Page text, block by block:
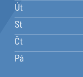
Út
St
Čt
Pá